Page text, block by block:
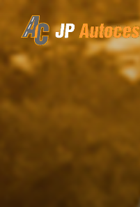
Skip to content